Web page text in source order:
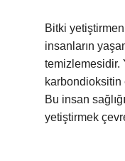
Bitki
insanların
temizlemesidir.
Bu insan
yetiştirmek